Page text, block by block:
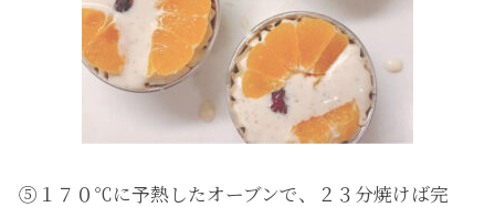
⑤１７０℃に予熱したオーブンで、２３分焼けば完